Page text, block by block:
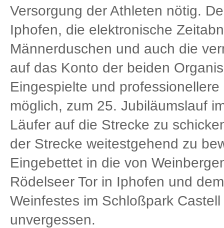
Versorgung der Athleten nötig.
Iphofen, die elektronische
Männerduschen und auch die
auf das Konto der beiden
Eingespielte und
möglich, zum 25. Jubiläumslauf
Läufer auf die Strecke zu
der Strecke weitestgehend zu
Eingebettet in die von
Rödelseer Tor in Iphofen und
Weinfestes im Schloßpark
unvergessen.